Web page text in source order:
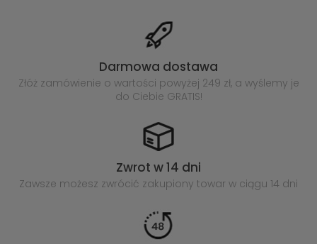
Darmowa dostawa
Złóż zamówienie o wartości powyżej 249 zł, a wyślemy je
do Ciebie GRATIS!
Zwrot w 14 dni
Zawsze możesz zwrócić zakupiony towar w ciągu 14 dni